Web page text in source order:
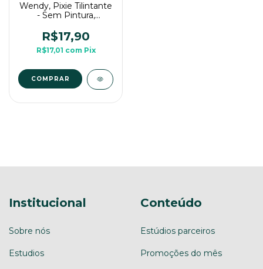
Wendy, Pixie Tilintante
- Sem Pintura,
Para Rpg de Mesa
R$17,90
R$17,01 com Pix
COMPRAR
Institucional
Sobre nós
Estudios
Conteúdo
Estúdios parceiros
Promoções do mês